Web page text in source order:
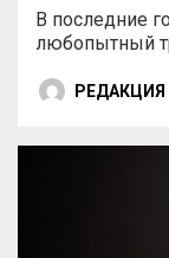
В последние
любопытный
РЕДАКЦИЯ